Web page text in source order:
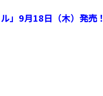
」9月18日（木）発売！